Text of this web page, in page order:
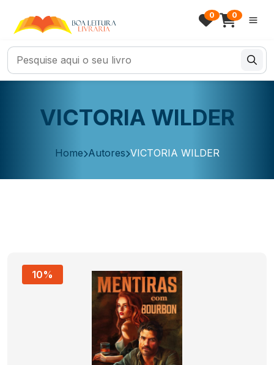
0 0
VICTORIA WILDER
Home Autores VICTORIA WILDER
10%